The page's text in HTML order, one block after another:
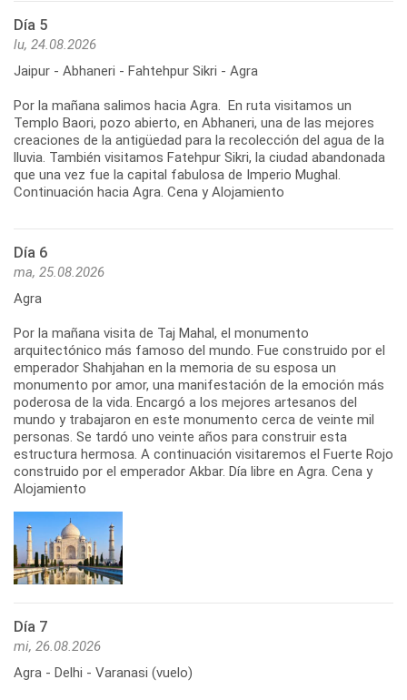
Día 5
lu, 24.08.2026
Jaipur - Abhaneri - Fahtehpur Sikri - Agra
Por la mañana salimos hacia Agra. En ruta visitamos un
Templo Baori, pozo abierto, en Abhaneri, una de las mejores
creaciones de la antigüedad para la recolección del agua de la
lluvia. También visitamos Fatehpur Sikri, la ciudad abandonada
que una vez fue la capital fabulosa de Imperio Mughal.
Continuación hacia Agra. Cena y Alojamiento
Día 6
ma, 25.08.2026
Agra
Por la mañana visita de Taj Mahal, el monumento
arquitectónico más famoso del mundo. Fue construido por el
emperador Shahjahan en la memoria de su esposa un
monumento por amor, una manifestación de la emoción más
poderosa de la vida. Encargó a los mejores artesanos del
mundo y trabajaron en este monumento cerca de veinte mil
personas. Se tardó uno veinte años para construir esta
estructura hermosa. A continuación visitaremos el Fuerte Rojo
construido por el emperador Akbar. Día libre en Agra. Cena y
Alojamiento
Día 7
mi, 26.08.2026
Agra - Delhi - Varanasi (vuelo)